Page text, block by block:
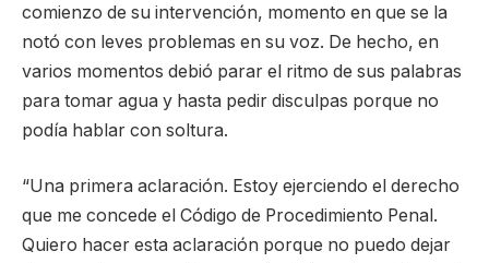
comienzo de su intervención, momento en que se la
notó con leves problemas en su voz. De hecho, en
varios momentos debió parar el ritmo de sus palabras
para tomar agua y hasta pedir disculpas porque no
podía hablar con soltura.
“Una primera aclaración. Estoy ejerciendo el derecho
que me concede el Código de Procedimiento Penal.
Quiero hacer esta aclaración porque no puedo dejar